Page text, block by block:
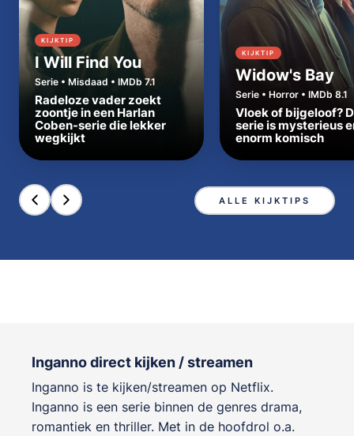
KIJKTIP
I Will Find You
Serie • Misdaad • IMDb 7.1
Radeloze vader zoekt
zoontje in een Harlan
Coben-serie die lekker
wegkijkt
KIJKTIP
Widow's Bay
Serie • Horror • IMDb 8.1
Vloek of bijgeloof?
serie is mysterieus
enorm komisch
ALLE KIJKTIPS
Inganno direct kijken / streamen
Inganno is te kijken/streamen op Netflix.
Inganno is een serie binnen de genres drama,
romantiek en thriller. Met in de hoofdrol o.a.